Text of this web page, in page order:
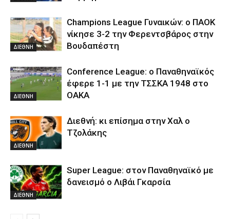
ΔΙΕΘΝΗ
Champions League Γυναικών: ο ΠΑΟΚ
νίκησε 3-2 την Φερεντσβάρος στην
Βουδαπέστη
ΔΙΕΘΝΗ
Conference League: ο Παναθηναϊκός
έφερε 1-1 με την ΤΣΣΚΑ 1948 στο
ΟΑΚΑ
ΔΙΕΘΝΗ
Διεθνή: κι επίσημα στην Χαλ ο
Τζολάκης
ΔΙΕΘΝΗ
Super League: στον Παναθηναϊκό με
δανεισμό ο Λιβάι Γκαρσία